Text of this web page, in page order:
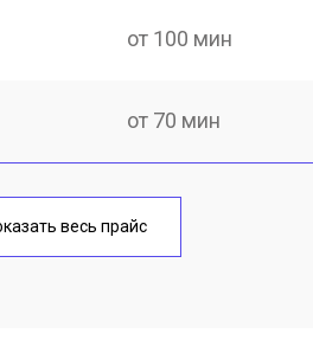
от 100 мин
от 70 мин
от 60 мин
весь прайс